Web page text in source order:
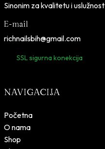
Sinonim za kvalitetu i uslužnost
E-mail
richnailsbih@gmail.com
SSL sigurna konekcija
NAVIGACIJA
Početna
O nama
Shop